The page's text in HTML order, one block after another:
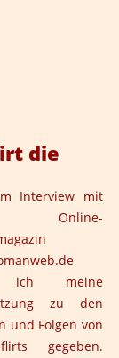
die
Interview mit
Online-
ich meine
zu den
und Folgen von
gegeben.